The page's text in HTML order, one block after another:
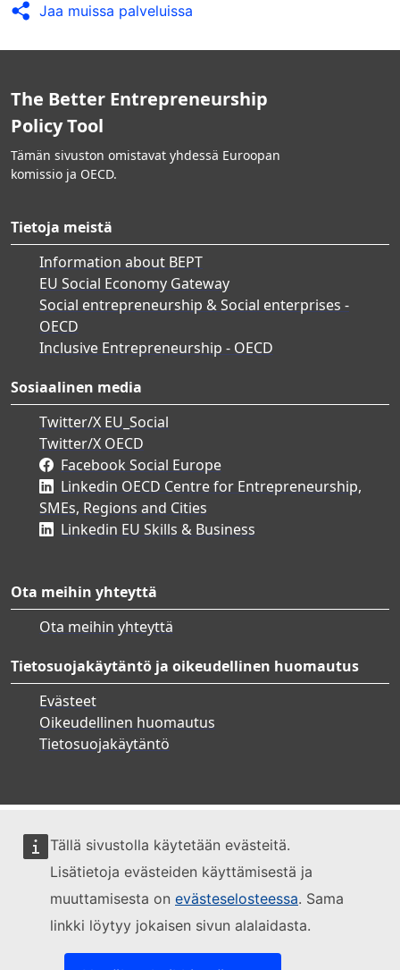
Tällä sivustolla käytetään evästeitä.
Lisätietoja evästeiden käyttämisestä ja
muuttamisesta on evästeselosteessa. Sama
linkki löytyy jokaisen sivun alalaidasta.
Jaa muissa palveluissa
The Better Entrepreneurship
Policy Tool
Tämän sivuston omistavat yhdessä Euroopan
komissio ja OECD.
Tietoja meistä
Information about BEPT
EU Social Economy Gateway
Social entrepreneurship & Social enterprises -
OECD
Inclusive Entrepreneurship - OECD
Sosiaalinen media
Twitter/X EU_Social
Twitter/X OECD
Facebook Social Europe
Linkedin OECD Centre for Entrepreneurship,
SMEs, Regions and Cities
Linkedin EU Skills & Business
Ota meihin yhteyttä
Ota meihin yhteyttä
Tietosuojakäytäntö ja oikeudellinen huomautus
Evästeet
Oikeudellinen huomautus
Tietosuojakäytäntö